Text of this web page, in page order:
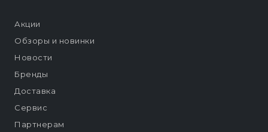
Акции
Обзоры и новинки
Новости
Бренды
Доставка
Сервис
Партнерам